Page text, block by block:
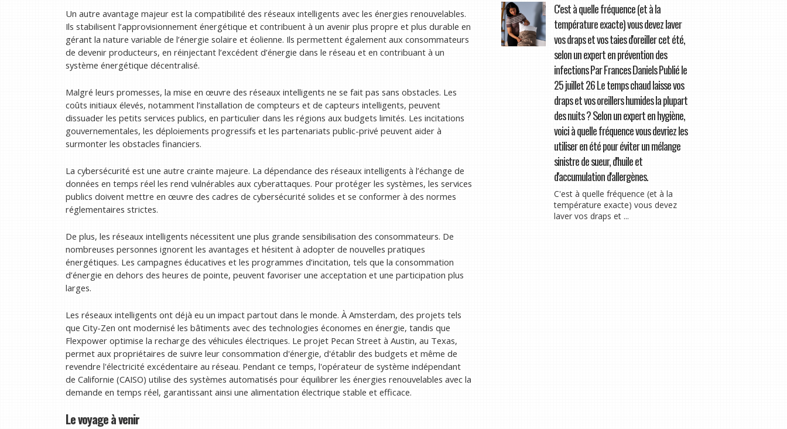
Un autre avantage majeur est la compatibilité des réseaux intelligents avec les énergies renouvelables.
Ils stabilisent l’approvisionnement énergétique et contribuent à un avenir plus propre et plus durable en
gérant la nature variable de l’énergie solaire et éolienne. Ils permettent également aux consommateurs
de devenir producteurs, en réinjectant l’excédent d’énergie dans le réseau et en contribuant à un
système énergétique décentralisé.
Malgré leurs promesses, la mise en œuvre des réseaux intelligents ne se fait pas sans obstacles. Les
coûts initiaux élevés, notamment l’installation de compteurs et de capteurs intelligents, peuvent
dissuader les petits services publics, en particulier dans les régions aux budgets limités. Les incitations
gouvernementales, les déploiements progressifs et les partenariats public-privé peuvent aider à
surmonter les obstacles financiers.
La cybersécurité est une autre crainte majeure. La dépendance des réseaux intelligents à l’échange de
données en temps réel les rend vulnérables aux cyberattaques. Pour protéger les systèmes, les services
publics doivent mettre en œuvre des cadres de cybersécurité solides et se conformer à des normes
réglementaires strictes.
De plus, les réseaux intelligents nécessitent une plus grande sensibilisation des consommateurs. De
nombreuses personnes ignorent les avantages et hésitent à adopter de nouvelles pratiques
énergétiques. Les campagnes éducatives et les programmes d’incitation, tels que la consommation
d’énergie en dehors des heures de pointe, peuvent favoriser une acceptation et une participation plus
larges.
Les réseaux intelligents ont déjà eu un impact partout dans le monde. À Amsterdam, des projets tels
que City-Zen ont modernisé les bâtiments avec des technologies économes en énergie, tandis que
Flexpower optimise la recharge des véhicules électriques. Le projet Pecan Street à Austin, au Texas,
permet aux propriétaires de suivre leur consommation d'énergie, d'établir des budgets et même de
revendre l'électricité excédentaire au réseau. Pendant ce temps, l'opérateur de système indépendant
de Californie (CAISO) utilise des systèmes automatisés pour équilibrer les énergies renouvelables avec la
demande en temps réel, garantissant ainsi une alimentation électrique stable et efficace.
Le voyage à venir
C'est à quelle fréquence (et à la
température exacte) vous devez laver
vos draps et vos taies d'oreiller cet été,
selon un expert en prévention des
infections Par Frances Daniels Publié le
25 juillet 26 Le temps chaud laisse vos
draps et vos oreillers humides la plupart
des nuits ? Selon un expert en hygiène,
voici à quelle fréquence vous devriez les
utiliser en été pour éviter un mélange
sinistre de sueur, d'huile et
d'accumulation d'allergènes.
C'est à quelle fréquence (et à la
température exacte) vous devez
laver vos draps et ...